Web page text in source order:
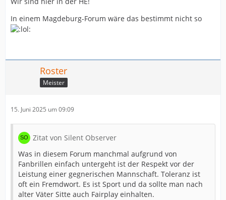
In einem Magdeburg-Forum wäre das bestimmt nicht so
Roster
Meister
15. Juni 2025 um 09:09
Zitat von Silent Observer
Was in diesem Forum manchmal aufgrund von
Fanbrillen einfach untergeht ist der Respekt vor der
Leistung einer gegnerischen Mannschaft. Toleranz ist
oft ein Fremdwort. Es ist Sport und da sollte man nach
alter Väter Sitte auch Fairplay einhalten.